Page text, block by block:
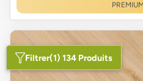
PREMIUM
Filtrer(1) 134 Produits